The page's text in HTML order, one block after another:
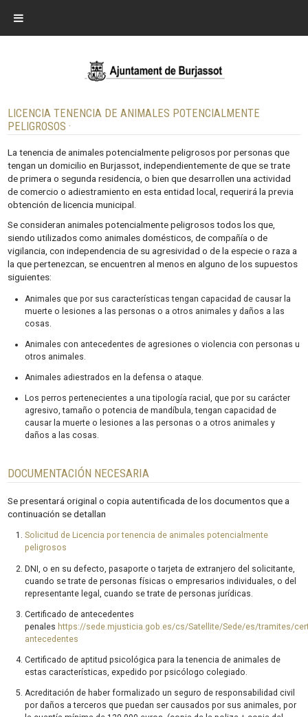
LICENCIA TENENCIA DE ANIMALES POTENCIALMENTE
PELIGROSOS ·
La tenencia de animales potencialmente peligrosos por personas que
tengan un domicilio en Burjassot, independientemente de que se trate
de primera o segunda residencia, o bien que desarrollen una actividad
de comercio o adiestramiento en esta entidad local, requerirá la previa
obtención de licencia municipal.
Se consideran animales potencialmente peligrosos todos los que,
siendo utilizados como animales domésticos, de compañía o de
vigilancia, con independencia de su agresividad o de la especie o raza a
la que pertenezcan, se encuentren al menos en alguno de los supuestos
siguientes:
Animales que por sus características tengan capacidad de causar la
muerte o lesiones a las personas o a otros animales y daños a las
cosas.
Animales con antecedentes de agresiones o violencia con personas u
otros animales.
Animales adiestrados en la defensa o ataque.
Los perros pertenecientes a una tipología racial, que por su carácter
agresivo, tamaño o potencia de mandíbula, tengan capacidad de
causar la muerte o lesiones a las personas o a otros animales y
daños a las cosas.
DOCUMENTACIÓN NECESARIA
Se presentará original o copia autentificada de los documentos que a
continuación se detallan
Solicitud de Licencia por tenencia de animales potencialmente
peligrosos
DNI, o en su defecto, pasaporte o tarjeta de extranjero del solicitante,
cuando se trate de personas físicas o empresarios individuales, o del
representante legal, cuando se trate de personas jurídicas.
Certificado de antecedentes
penales https://sede.mjusticia.gob.es/cs/Satellite/Sede/es/tramites/
antecedentes
Certificado de aptitud psicológica para la tenencia de animales de
estas características, expedido por psicólogo colegiado.
Acreditación de haber formalizado un seguro de responsabilidad civil
por daños a terceros que puedan ser causados por sus animales, por